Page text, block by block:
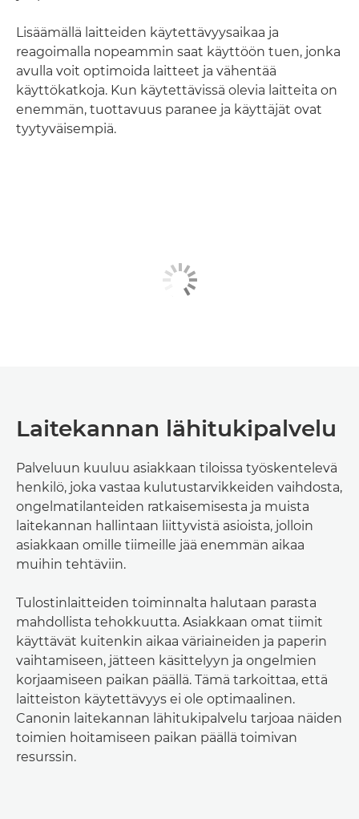
Lisäämällä laitteiden käytettävyysaikaa ja
reagoimalla nopeammin saat käyttöön tuen, jonka
avulla voit optimoida laitteet ja vähentää
käyttökatkoja. Kun käytettävissä olevia laitteita on
enemmän, tuottavuus paranee ja käyttäjät ovat
tyytyväisempiä.
Laitekannan lähitukipalvelu
Palveluun kuuluu asiakkaan tiloissa työskentelevä
henkilö, joka vastaa kulutustarvikkeiden vaihdosta,
ongelmatilanteiden ratkaisemisesta ja muista
laitekannan hallintaan liittyvistä asioista, jolloin
asiakkaan omille tiimeille jää enemmän aikaa
muihin tehtäviin.
Tulostinlaitteiden toiminnalta halutaan parasta
mahdollista tehokkuutta. Asiakkaan omat tiimit
käyttävät kuitenkin aikaa väriaineiden ja paperin
vaihtamiseen, jätteen käsittelyyn ja ongelmien
korjaamiseen paikan päällä. Tämä tarkoittaa, että
laitteiston käytettävyys ei ole optimaalinen.
Canonin laitekannan lähitukipalvelu tarjoaa näiden
toimien hoitamiseen paikan päällä toimivan
resurssin.